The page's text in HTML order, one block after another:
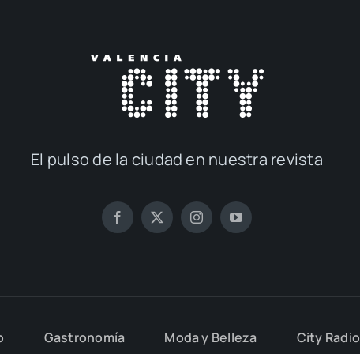
El pul­so de la ciu­dad en nues­tra revis­ta
Gas­tro­no­mía Moda y Belle­za City Radio